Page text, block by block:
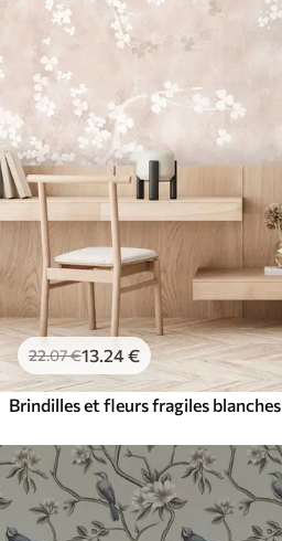
22.07€13 .24€
Brindilles et fleurs fragiles blanches